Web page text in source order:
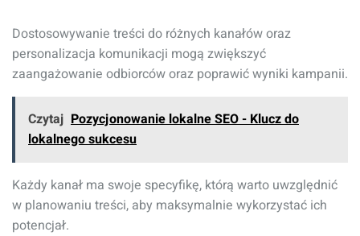
Dostosowywanie treści do różnych kanałów oraz
personalizacja komunikacji mogą zwiększyć
zaangażowanie odbiorców oraz poprawić wyniki kampanii.
Czytaj Pozycjonowanie lokalne SEO - Klucz do
lokalnego sukcesu
Każdy kanał ma swoje specyfikę, którą warto uwzględnić
w planowaniu treści, aby maksymalnie wykorzystać ich
potencjał.